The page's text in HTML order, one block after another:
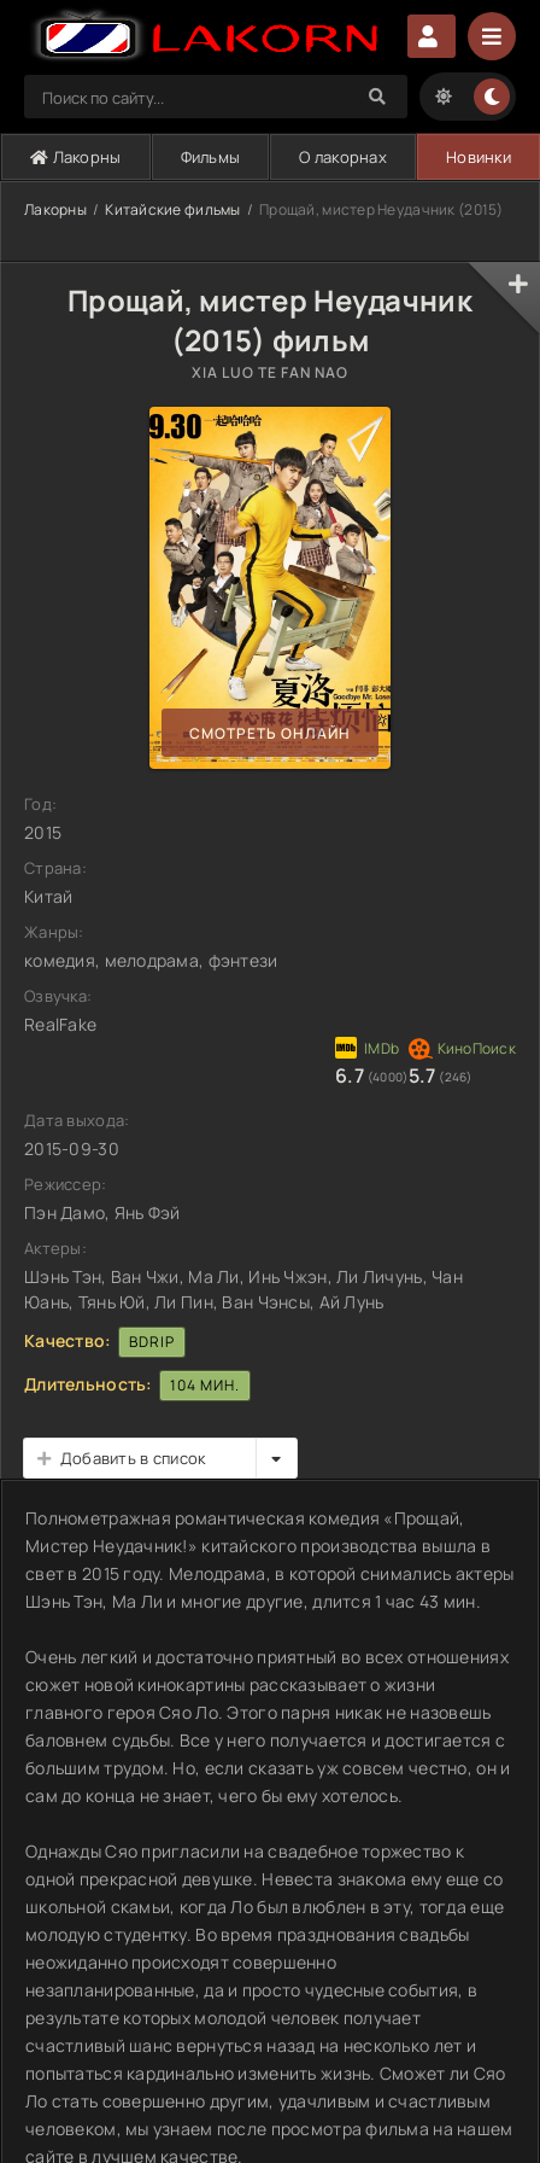
Лакорны Фильмы О лакорнах Новинки
Лакорны Китайские фильмы Прощай, мистер Неудачник (2015)
Прощай, мистер Неудачник
(2015) фильм
XIA LUO TE FAN NAO
СМОТРЕТЬ ОНЛАЙН
Год:
2015
Страна:
Китай
Жанры:
комедия, мелодрама, фэнтези
Озвучка:
RealFake
6.7 (4000) 5.7 (246)
Дата выхода:
2015-09-30
Режиссер:
Пэн Дамо, Янь Фэй
Актеры:
Шэнь Тэн, Ван Чжи, Ма Ли, Инь Чжэн, Ли Личунь, Чан
Юань, Тянь Юй, Ли Пин, Ван Чэнсы, Ай Лунь
Качество:
BDRIP
Длительность: 104 МИН.
Добавить в список
Полнометражная романтическая комедия «Прощай,
Мистер Неудачник!» китайского производства вышла в
свет в 2015 году. Мелодрама, в которой снимались актеры
Шэнь Тэн, Ма Ли и многие другие, длится 1 час 43 мин.
Очень легкий и достаточно приятный во всех отношениях
сюжет новой кинокартины рассказывает о жизни
главного героя Сяо Ло. Этого парня никак не назовешь
баловнем судьбы. Все у него получается и достигается с
большим трудом. Но, если сказать уж совсем честно, он и
сам до конца не знает, чего бы ему хотелось.
Однажды Сяо пригласили на свадебное торжество к
одной прекрасной девушке. Невеста знакома ему еще со
школьной скамьи, когда Ло был влюблен в эту, тогда еще
молодую студентку. Во время празднования свадьбы
неожиданно происходят совершенно
незапланированные, да и просто чудесные события, в
результате которых молодой человек получает
счастливый шанс вернуться назад на несколько лет и
попытаться кардинально изменить жизнь. Сможет ли Сяо
Ло стать совершенно другим, удачливым и счастливым
человеком, мы узнаем после просмотра фильма на нашем
сайте в лучшем качестве.